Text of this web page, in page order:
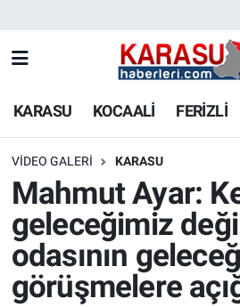
KARASU KOCAALİ FERİZLİ
VIDEO GALERI KARASU
Mahmut Ayar:
geleceğimiz
odasının
görüşmelere